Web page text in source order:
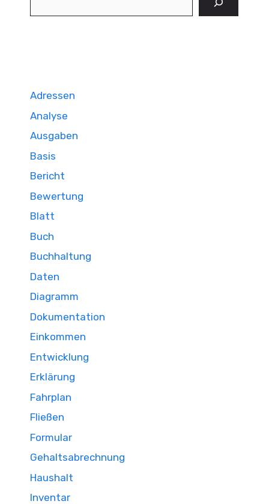
Adressen
Analyse
Ausgaben
Basis
Bericht
Bewertung
Blatt
Buch
Buchhaltung
Daten
Diagramm
Dokumentation
Einkommen
Entwicklung
Erklärung
Fahrplan
Fließen
Formular
Gehaltsabrechnung
Haushalt
Inventar